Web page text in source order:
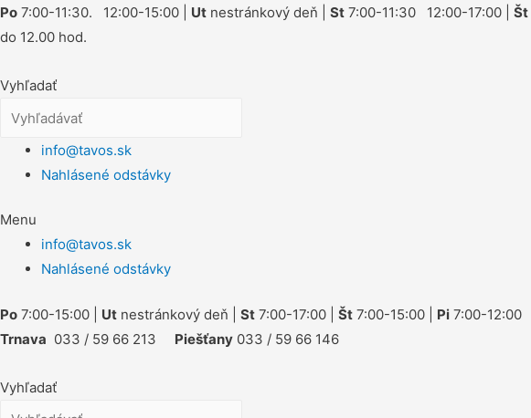
Po 7:00-11:30. 12:00-15:00 | Ut nestránkový deň | St 7:00-11:30 12:00-17:00 | Št
do 12.00 hod.
Vyhľadať
info@tavos.sk
Nahlásené odstávky
Menu
info@tavos.sk
Nahlásené odstávky
Po 7:00-15:00 | Ut nestránkový deň | St 7:00-17:00 | Št 7:00-15:00 | Pi 7:00-12:00
Trnava 033 / 59 66 213 Piešťany 033 / 59 66 146
Vyhľadať